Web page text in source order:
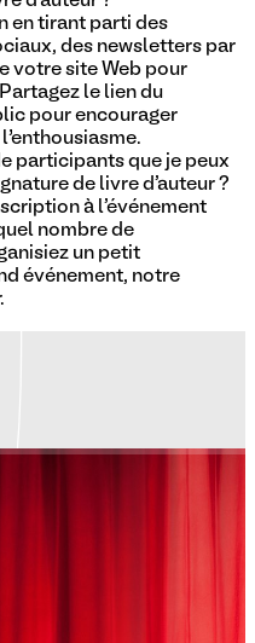
en tirant parti des
des newsletters par
votre site Web pour
le lien du
pour encourager
participants que je peux
de livre d'auteur ?
à l'événement
nombre de
un petit
événement, notre